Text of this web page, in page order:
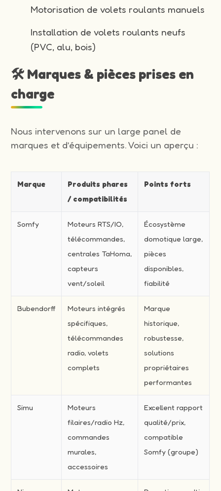
Motorisation de volets roulants manuels
Installation de volets roulants neufs
(PVC, alu, bois)
🛠️ Marques & pièces prises en
charge
Nous intervenons sur un large panel de
marques et d’équipements. Voici un aperçu :
Marque
Produits phares
/ compatibilités
Points forts
Somfy
Moteurs RTS/IO,
télécommandes,
centrales TaHoma,
capteurs
vent/soleil
Écosystème
domotique large,
pièces
disponibles,
fiabilité
Bubendorff
Moteurs intégrés
spécifiques,
télécommandes
radio, volets
complets
Marque
historique,
robustesse,
solutions
propriétaires
performantes
Simu
Moteurs
filaires/radio Hz,
commandes
murales,
accessoires
Excellent rapport
qualité/prix,
compatible
Somfy (groupe)